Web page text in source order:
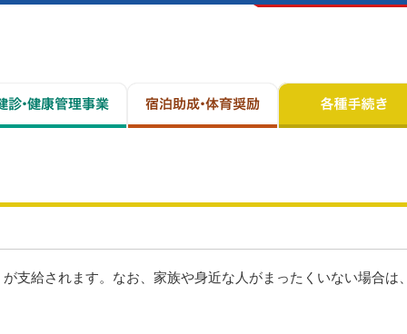
支給されます。なお、家族や身近な人がまったくいない場合は